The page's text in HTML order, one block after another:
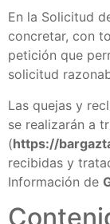
En la Solicitud
concretar, con
petición que
solicitud
Las quejas y
se realizarán a
(https://
recibidas y
Información de